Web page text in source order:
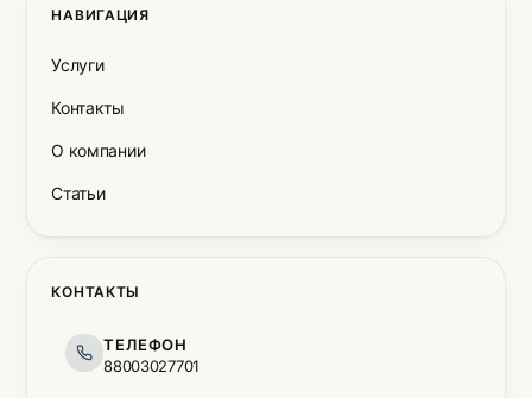
НАВИГАЦИЯ
Услуги
Контакты
О компании
Статьи
КОНТАКТЫ
ТЕЛЕФОН
88003027701